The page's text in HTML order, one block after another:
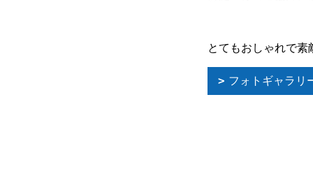
とてもおしゃれで素
フォトギャラリ